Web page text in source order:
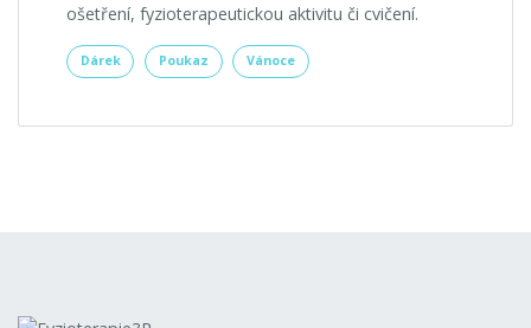
ošetření, fyzioterapeutickou aktivitu či cvičení.
Dárek Poukaz Vánoce